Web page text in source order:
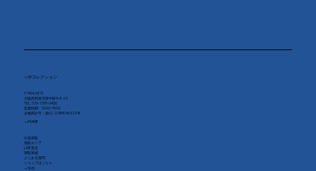
▼ 39コレクション
〒594-0071
大阪府和泉市府中町5-9-25
TEL. 070-1795-6450
​営業時間：10:00~19:00
古物商許可：第62208R036320号
▼ HOME
出張買取
買取エリア
LINE査定
買取実績
よくある質問
​ショップはこちら
▼ SNS